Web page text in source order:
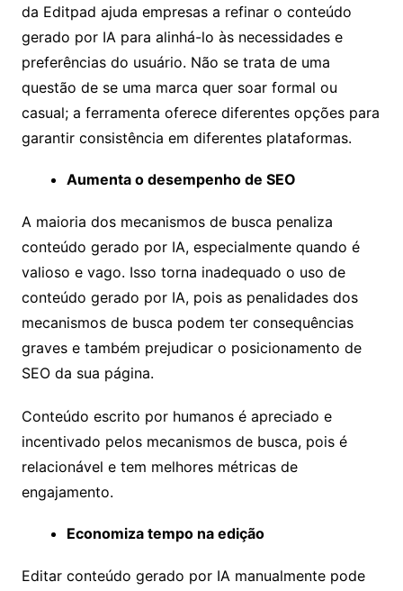
da Editpad ajuda empresas a refinar o conteúdo
gerado por IA para alinhá-lo às necessidades e
preferências do usuário. Não se trata de uma
questão de se uma marca quer soar formal ou
casual; a ferramenta oferece diferentes opções para
garantir consistência em diferentes plataformas.
Aumenta o desempenho de SEO
A maioria dos mecanismos de busca penaliza
conteúdo gerado por IA, especialmente quando é
valioso e vago. Isso torna inadequado o uso de
conteúdo gerado por IA, pois as penalidades dos
mecanismos de busca podem ter consequências
graves e também prejudicar o posicionamento de
SEO da sua página.
Conteúdo escrito por humanos é apreciado e
incentivado pelos mecanismos de busca, pois é
relacionável e tem melhores métricas de
engajamento.
Economiza tempo na edição
Editar conteúdo gerado por IA manualmente pode